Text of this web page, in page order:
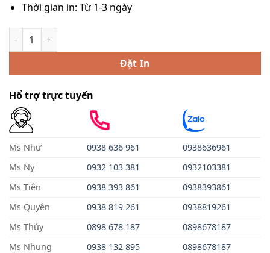
Thời gian in: Từ 1-3 ngày
In card nhựa số lượng
Đặt In
Hổ trợ trực tuyến
Ms Như 0938 636 961
0938636961
Ms Ny
0932 103 381
0932103381
Ms Tiên
0938 393 861
0938393861
Ms Quyên
0938 819 261
0938819261
Ms Thủy
0898 678 187
0898678187
Ms Nhung
0938 132 895 0898678187